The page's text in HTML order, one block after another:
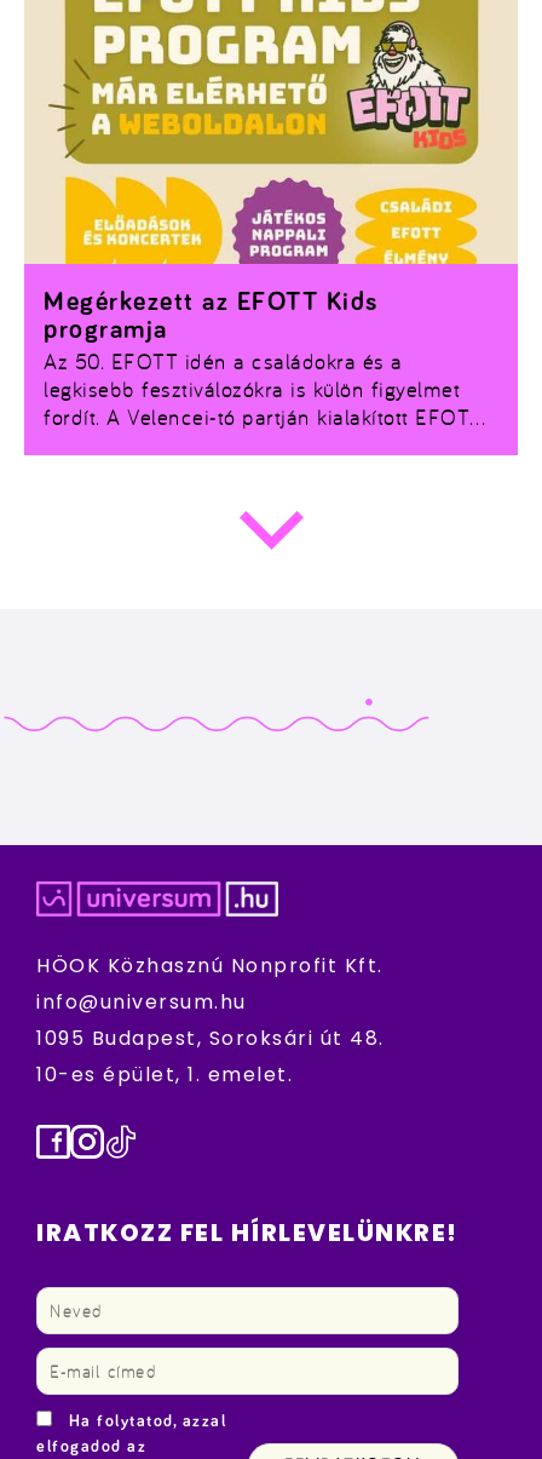
Az 50. EFOTT idén a családokra és a
legkisebb fesztiválozókra is külön figyelmet
fordít. A Velencei-tó partján kialakított EFOTT
Megérkezett az EFOTT Kids
programja
HÖOK Közhasznú Nonprofit Kft.
info@universum.hu
1095 Budapest, Soroksári út 48.
10-es épület, 1. emelet.
Facebook
Instagram
TikTok
IRATKOZZ FEL HÍRLEVELÜNKRE!
Ha folytatod, azzal
elfogadod az